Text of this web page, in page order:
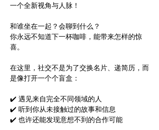
和谁坐在一起？会聊到什么？
你永远不知道下一杯咖啡，能带来怎样的惊
在这里，社交不是为了交换名片、递简历，而
是像打开一个个盲盒：
✔️ 遇见来自完全不同领域的人
✔️ 听到你从未接触过的故事和信息